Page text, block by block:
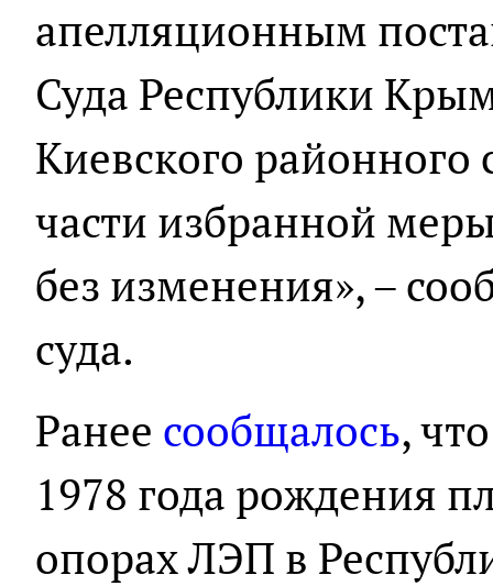
апелляционным
Суда Республики
Киевского
части избранной
без изменения», –
суда.
Ранее сообщалось,
1978 года рождения
опорах ЛЭП в